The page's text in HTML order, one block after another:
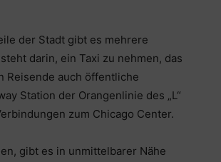
der Stadt gibt es mehrere
darin, ein Taxi zu nehmen, das
Reisende auch öffentliche
Station der Orangenlinie des „L“
zum Chicago Center.
gibt es in unmittelbarer Nähe